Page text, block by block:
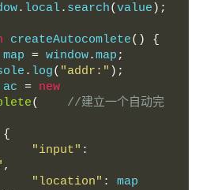
. local. search(value );
createAutocomlete()
{
map = window.map ;
. log( "addr:" );
ac = new
(
//建立一个自动完
{
"input" :
,
"location" :
map